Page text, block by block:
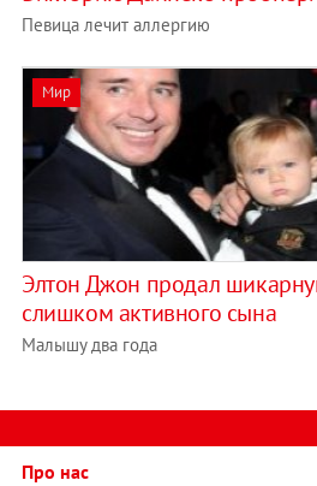
Певица лечит аллергию
Мир
Элтон Джон продал
слишком активного сына
Малышу два года
Про нас